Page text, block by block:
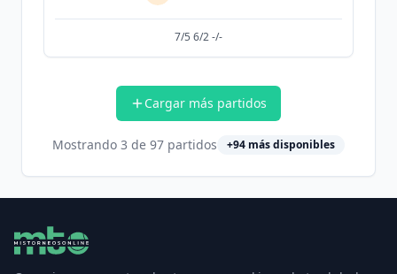
7/5 6/2 -/-
Cargar más partidos
Mostrando 3 de 97 partidos +94 más disponibles